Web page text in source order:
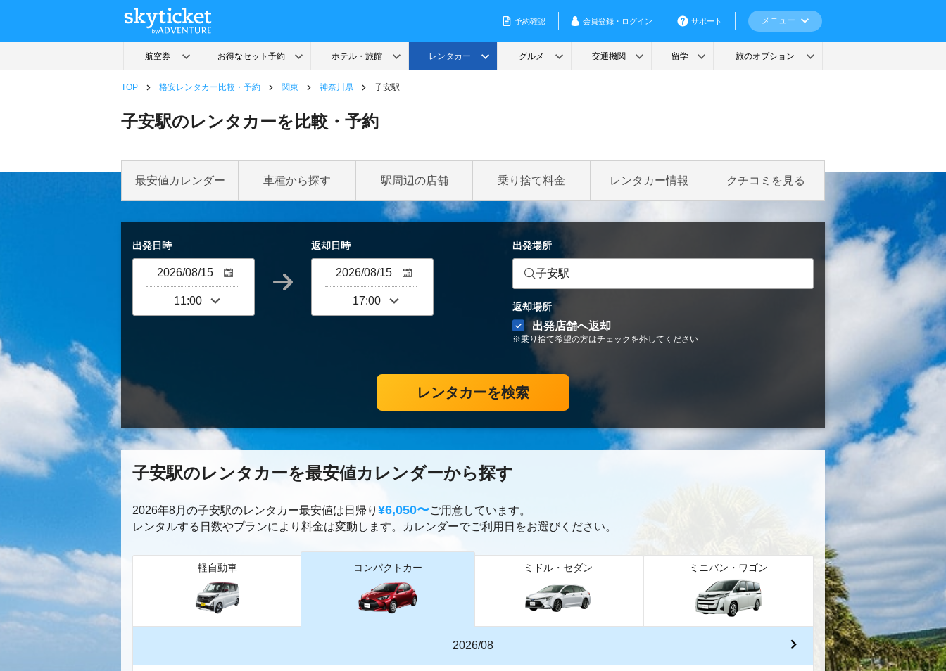
TOP 格安レンタカー比較・予約 関東 神奈川県 子安駅
子安駅のレンタカーを比較・予約
最安値カレンダー 車種から探す 駅周辺の店舗 乗り捨て料金 レンタカー情報 クチコミを見る
出発日時 返却日時 出発場所
子安駅
返却場所
出発店舗へ返却
※乗り捨て希望の方はチェックを外してください
レンタカーを検索
子安駅のレンタカーを最安値カレンダーから探す
2026年8月の子安駅のレンタカー最安値は日帰り ¥6,050〜ご用意しています。
レンタルする日数やプランにより料金は変動します。カレンダーでご利用日をお選びください。
軽自動車 コンパクトカー ミドル・セダン ミニバン・ワゴン
2026/08